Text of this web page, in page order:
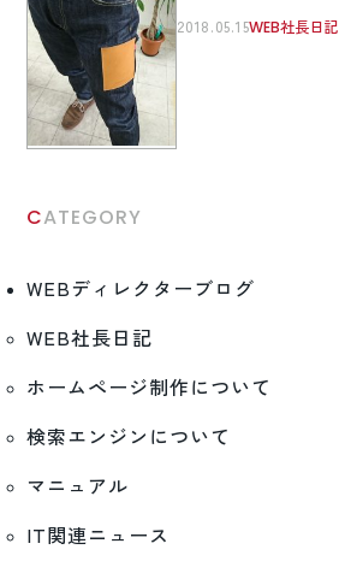
2018.05.15WEB社長日記
CATEGORY
WEBディレクターブログ
WEB社長日記
ホームページ制作について
検索エンジンについて
マニュアル
IT関連ニュース